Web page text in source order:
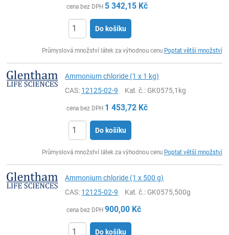
cena bez DPH 5 342,15 Kč
Do košíku
Průmyslová množství látek za výhodnou cenu Poptat větší množství
Ammonium chloride (1 x 1 kg)
CAS: 12125-02-9 Kat. č.: GK0575,1kg
cena bez DPH 1 453,72 Kč
Do košíku
Průmyslová množství látek za výhodnou cenu Poptat větší množství
Ammonium chloride (1 x 500 g)
CAS: 12125-02-9 Kat. č.: GK0575,500g
cena bez DPH 900,00 Kč
Do košíku